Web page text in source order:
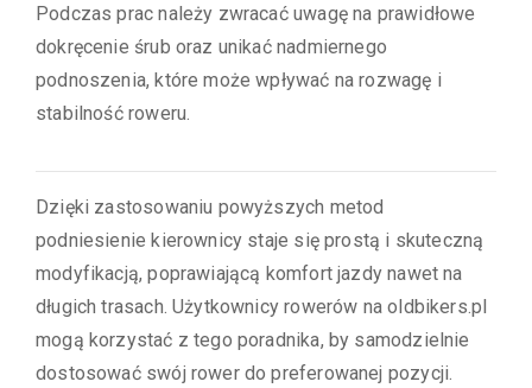
Podczas prac należy zwracać uwagę na prawidłowe
dokręcenie śrub oraz unikać nadmiernego
podnoszenia, które może wpływać na rozwagę i
stabilność roweru.
Dzięki zastosowaniu powyższych metod
podniesienie kierownicy staje się prostą i skuteczną
modyfikacją, poprawiającą komfort jazdy nawet na
długich trasach. Użytkownicy rowerów na oldbikers.pl
mogą korzystać z tego poradnika, by samodzielnie
dostosować swój rower do preferowanej pozycji.